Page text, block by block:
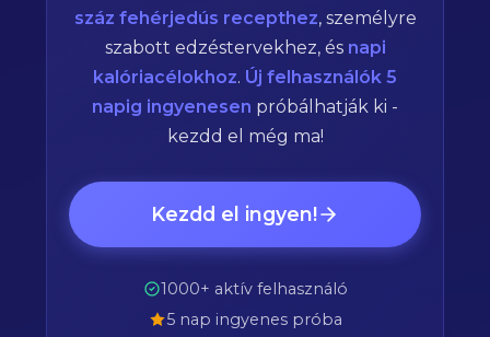
száz fehérjedús recepthez, személyre
szabott edzéstervekhez, és napi
kalóriacélokhoz. Új felhasználók 5
napig ingyenesen próbálhatják ki -
kezdd el még ma!
Kezdd el ingyen!
1000+ aktív felhasználó
5 nap ingyenes próba